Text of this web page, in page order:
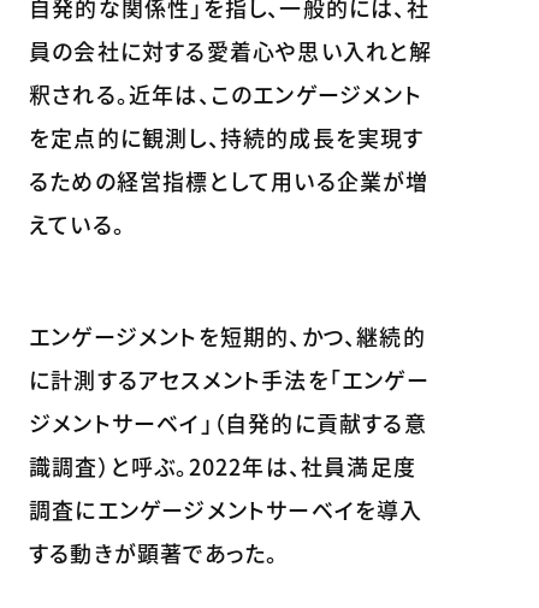
自発的な関係性」を指し、一般的には、社
員の会社に対する愛着心や思い入れと解
釈される。近年は、このエンゲージメント
を定点的に観測し、持続的成長を実現す
るための経営指標として用いる企業が増
えている。
エンゲージメントを短期的、かつ、継続的
に計測するアセスメント手法を「エンゲー
ジメントサーベイ」（自発的に貢献する意
識調査）と呼ぶ。2022年は、社員満足度
調査にエンゲージメントサーベイを導入
する動きが顕著であった。